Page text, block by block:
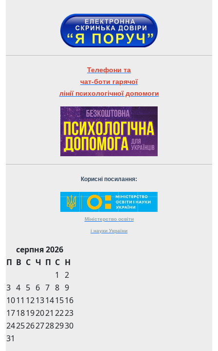
Телефони та
чат-боти гарячої
лінії психологічної допомоги
Корисні посилання:
Міністерство освіти
і науки України
серпня 2026
П В С Ч П С Н
1
2
3 4 5 6 7 8 9
1011 1213141516
1718192021 2223
24252627282930
31